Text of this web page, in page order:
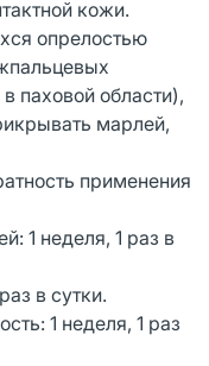
кожи.
опрелостью
паховой области),
марлей,
применения
1 неделя, 1 раз в
в сутки.
1 неделя, 1 раз